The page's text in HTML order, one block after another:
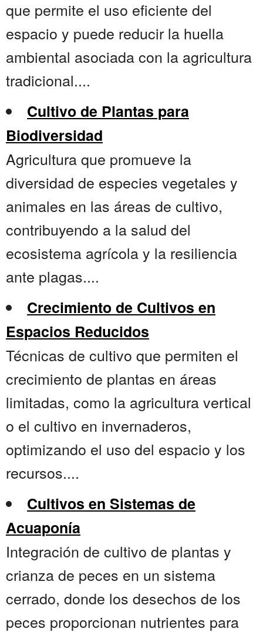
que permite el uso eficiente del
espacio y puede reducir la huella
ambiental asociada con la agricultura
tradicional....
Cultivo de Plantas para
Biodiversidad
Agricultura que promueve la
diversidad de especies vegetales y
animales en las áreas de cultivo,
contribuyendo a la salud del
ecosistema agrícola y la resiliencia
ante plagas....
Crecimiento de Cultivos en
Espacios Reducidos
Técnicas de cultivo que permiten el
crecimiento de plantas en áreas
limitadas, como la agricultura vertical
o el cultivo en invernaderos,
optimizando el uso del espacio y los
recursos....
Cultivos en Sistemas de
Acuaponía
Integración de cultivo de plantas y
crianza de peces en un sistema
cerrado, donde los desechos de los
peces proporcionan nutrientes para